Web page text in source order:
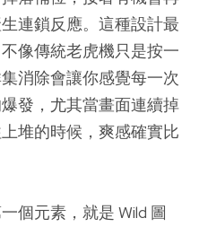
連鎖反應。這種設計最
像傳統老虎機只是按一
消除會讓你感覺每一次
發，尤其當畫面連續掉
堆的時候，爽感確實比
個元素，就是 Wild 圖